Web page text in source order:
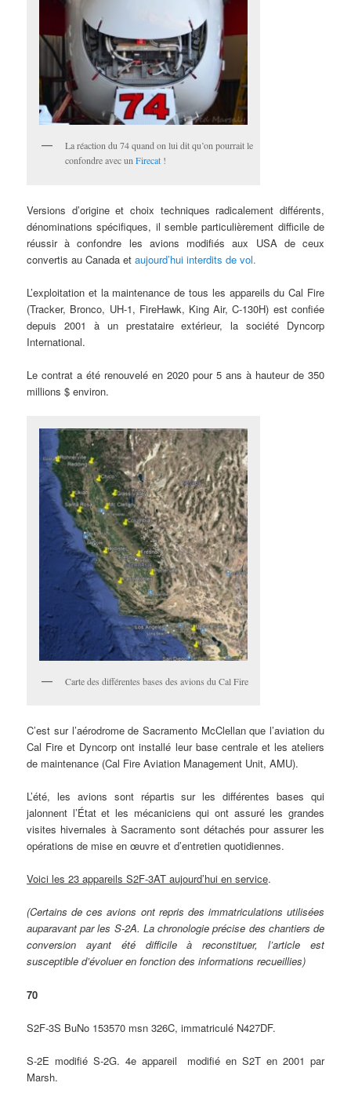
La réaction du 74 quand on lui dit qu’on pourrait le
confondre avec unFirecat !
Versions d’origine et choix techniques radicalement différents,
dénominations spécifiques, il semble particulièrement difficile de
réussir à confondre les avions modifiés aux USA de ceux
convertis au Canada etaujourd’hui interdits de vol.
L’exploitation et la maintenance de tous les appareils du Cal Fire
(Tracker, Bronco, UH-1, FireHawk, King Air, C-130H) est confiée
depuis 2001 à un prestataire extérieur, la société Dyncorp
International.
Le contrat a été renouvelé en 2020 pour 5 ans à hauteur de 350
millions $ environ.
Carte des différentes bases des avions du Cal Fire
C’est sur l’aérodrome de Sacramento McClellan que l’aviation du
Cal Fire et Dyncorp ont installé leur base centrale et les ateliers
de maintenance (Cal Fire Aviation Management Unit, AMU).
L’été, les avions sont répartis sur les différentes bases qui
jalonnent l’État et les mécaniciens qui ont assuré les grandes
visites hivernales à Sacramento sont détachés pour assurer les
opérations de mise en œuvre et d’entretien quotidiennes.
Voici les 23 appareils S2F-3AT aujourd’hui en service.
(Certains de ces avions ont repris des immatriculations utilisées
auparavant par les S-2A. La chronologie précise des chantiers de
conversion ayant été difficile à reconstituer, l’article est
susceptible d’évoluer en fonction des informations recueillies)
70
S2F-3S BuNo 153570 msn 326C, immatriculé N427DF.
S-2E modifié S-2G. 4e appareil modifié en S2T en 2001 par
Marsh.